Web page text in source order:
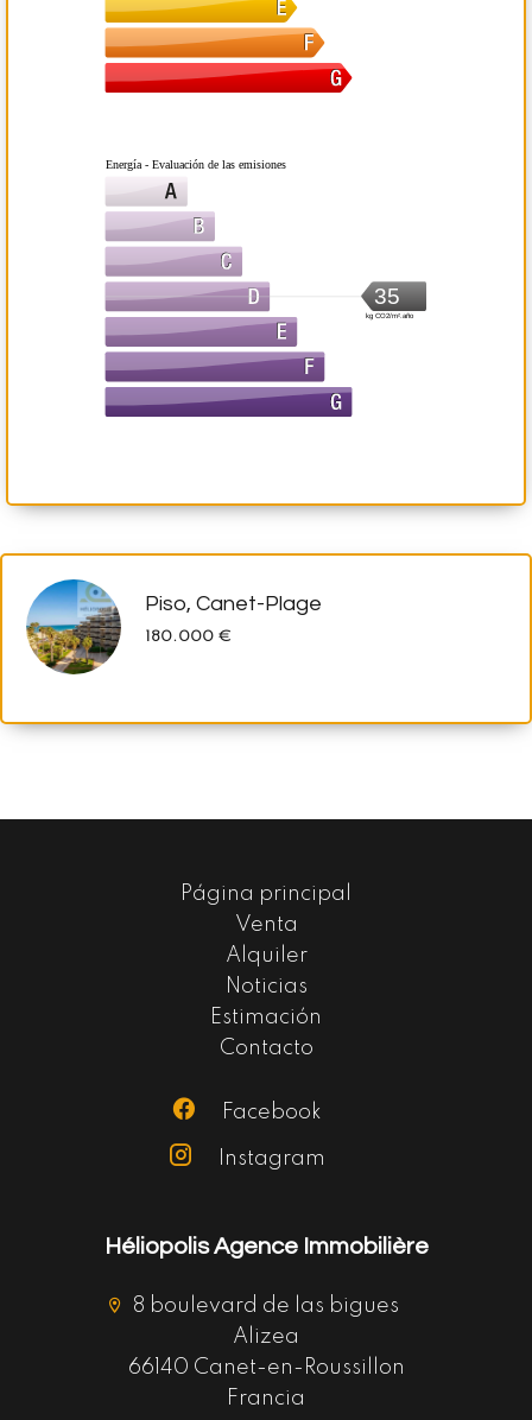
Energía - Evaluación de las emisiones
35
kg CO2/m².año
Piso, Canet-Plage
180.000 €
Página principal
Venta
Alquiler
Noticias
Estimación
Contacto
Facebook
Instagram
Héliopolis Agence Immobilière
8 boulevard de las bigues
Alizea
66140 Canet-en-Roussillon
Francia